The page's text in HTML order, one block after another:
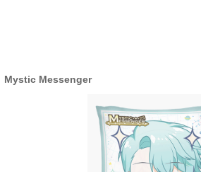
Mystic Messenger